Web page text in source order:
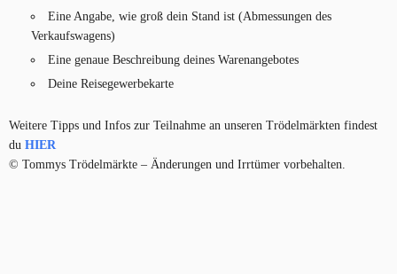
Eine Angabe, wie groß dein Stand ist (Abmessungen des
Verkaufswagens)
Eine genaue Beschreibung deines Warenangebotes
Deine Reisegewerbekarte
Weitere Tipps und Infos zur Teilnahme an unseren Trödelmärkten findest
du HIER
© Tommys Trödelmärkte – Änderungen und Irrtümer vorbehalten.